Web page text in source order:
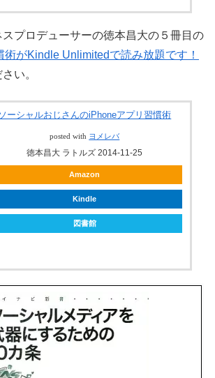
プロデューサーの徳本昌大の５冊目の
がKindle Unlimitedで読み放題です！
い。
ソーシャルおじさんのiPhoneアプリ習慣術
posted with ヨメレバ
徳本昌大 ラトルズ 2014-11-25
Amazon
Kindle
図書館